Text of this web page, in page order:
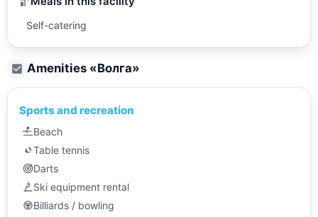
Self-catering
Amenities «Волга»
Sports and recreation
Beach
Table tennis
Darts
Ski equipment rental
Billiards / bowling